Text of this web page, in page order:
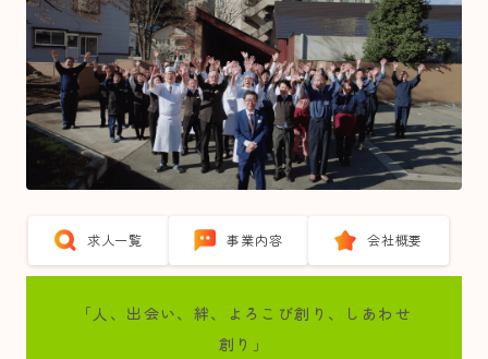
求人一覧 事業内容 会社概要
「人、出会い、絆、よろこび創り、しあわせ
創り」